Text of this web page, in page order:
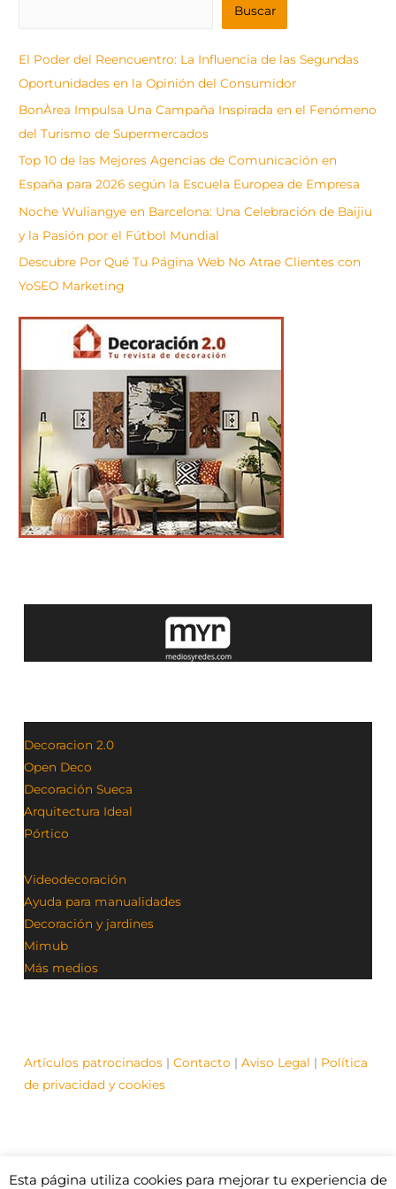
Buscar
El Poder del Reencuentro: La Influencia de las Segundas
Oportunidades en la Opinión del Consumidor
BonÀrea Impulsa Una Campaña Inspirada en el Fenómeno
del Turismo de Supermercados
Top 10 de las Mejores Agencias de Comunicación en
España para 2026 según la Escuela Europea de Empresa
Noche Wuliangye en Barcelona: Una Celebración de Baijiu
y la Pasión por el Fútbol Mundial
Descubre Por Qué Tu Página Web No Atrae Clientes con
YoSEO Marketing
Decoracion 2.0
Open Deco
Decoración Sueca
Arquitectura Ideal
Pórtico
Videodecoración
Ayuda para manualidades
Decoración y jardines
Mimub
Más medios
Artículos patrocinados |Contacto |Aviso Legal | Política
de privacidad y cookies
© Contenidos bajo licencia Creative Commons (CC)
Esta página utiliza cookies para mejorar tu experiencia de